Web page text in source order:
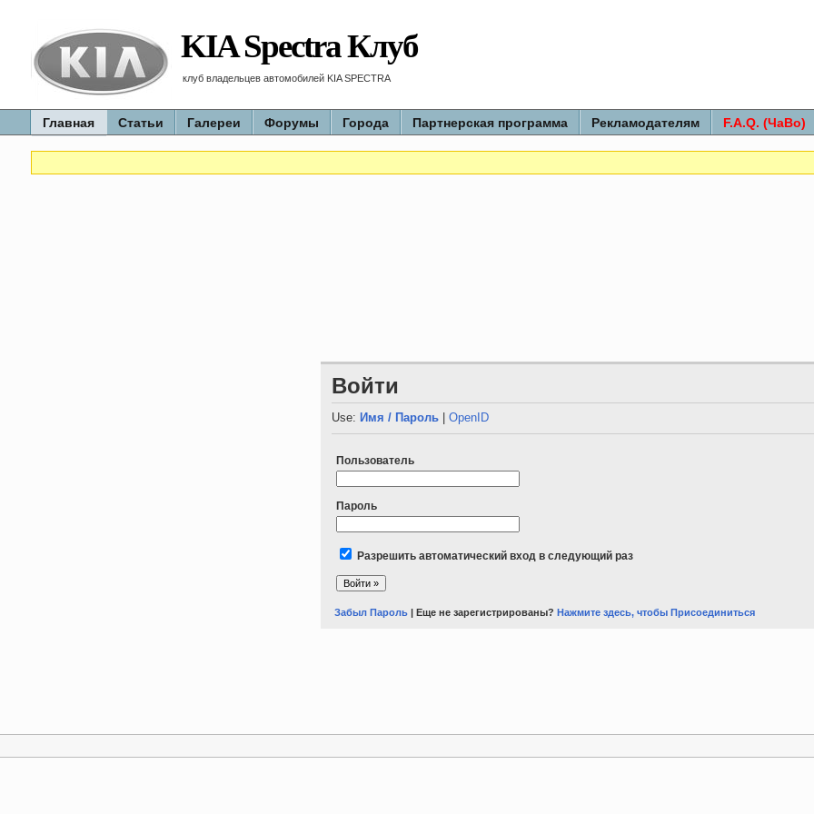
KIA Spectra Клуб
клуб владельцев автомобилей KIA SPECTRA
Главная Статьи Галереи Форумы Города Партнерская программа Рекламодателям F.A.Q. (ЧаВо)
Войти
Use: Имя / Пароль| OpenID
Пользователь
Пароль
Разрешить автоматический вход в следующий раз
Забыл Пароль| Еще не зарегистрированы? Нажмите здесь, чтобы Присоединиться